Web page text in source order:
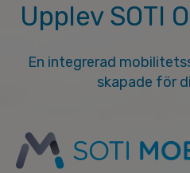
Upplev SOTI
En integrerad
skapade för